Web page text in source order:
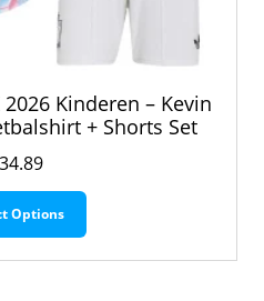
Kinderen – Kevin
+ Shorts Set
Options
Dit